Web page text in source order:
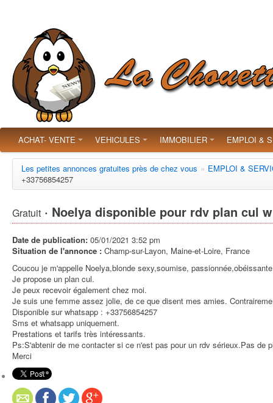
ACHAT- VENTE VEHICULES IMMOBILIER EMPLOI &
Les petites annonces gratuites près de chez vous » EMPLOI &
+33756854257
Gratuit · Noelya disponible pour rdv plan cul
Date de publication: 05/01/2021 3:52 pm
Situation de l'annonce : Champ-sur-Layon, Maine-et-Loire, France
Coucou je m'appelle Noelya,blonde sexy,soumise,
Je propose un plan cul.
Je peux recevoir également chez moi.
Je suis une femme assez jolie, de ce que disent mes amies.
Disponible sur whatsapp : +33756854257
Sms et whatsapp uniquement.
Prestations et tarifs très intéressants.
Ps:S'abtenir de me contacter si ce n'est pas pour un rdv sérieux.Pas de
Merci